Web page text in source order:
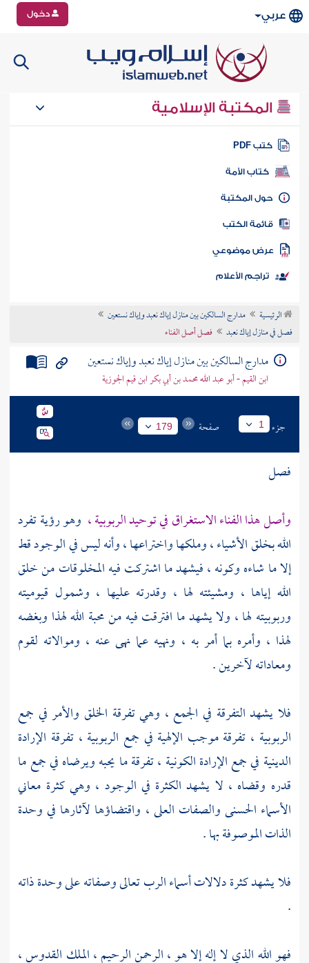
عربي دخول
المكتبة الإسلامية
كتب PDF
كتاب الأمة
المكتبة
الكتب
موضوعي
تراجم الأعلام
الرئيسية
مدارج السالكين بين منازل إياك نعبد وإياك نستعين
فصل في منازل إياك نعبد
فصل أصل الفناء
مدارج السالكين بين منازل إياك نعبد وإياك نستعين
ابن القيم - أبو عبد الله محمد بن أبي بكر ابن قيم الجوزية
جزء 1 صفحة 179
فصل
وأصل هذا الفناء الاستغراق في توحيد الربوبية ، وهو رؤية تفرد
الله بخلق الأشياء ، وملكها واختراعها ، وأنه ليس في الوجود قط
إلا ما شاءه وكونه ، فيشهد ما اشتركت فيه المخلوقات من خلق
الله إياها ، ومشيئته لها ، وقدرته عليها ، وشمول قيوميته
وربوبيته لها ، ولا يشهد ما افترقت فيه من محبة الله لهذا وبغضه
لهذا ، وأمره بما أمر به ، ونهيه عما نهى عنه ، وموالاته لقوم
ومعاداته لآخرين .
فلا يشهد التفرقة في الجمع ، وهي تفرقة الخلق والأمر في جمع
الربوبية ، تفرقة موجب الإلهية في جمع الربوبية ، تفرقة الإرادة
الدينية في جمع الإرادة الكونية ، تفرقة ما يحبه ويرضاه في جمع ما
قدره وقضاه ، لا يشهد الكثرة في الوجود ، وهي كثرة معاني
الأسماء الحسنى والصفات العلى ، واقتضاؤها لآثارها في وحدة
الذات الموصوفة بها .
فلا يشهد كثرة دلالات أسماء الرب تعالى وصفاته على وحدة ذاته
.
فهو الله الذي لا إله إلا هو ، الرحمن الرحيم ، الملك القدوس ،